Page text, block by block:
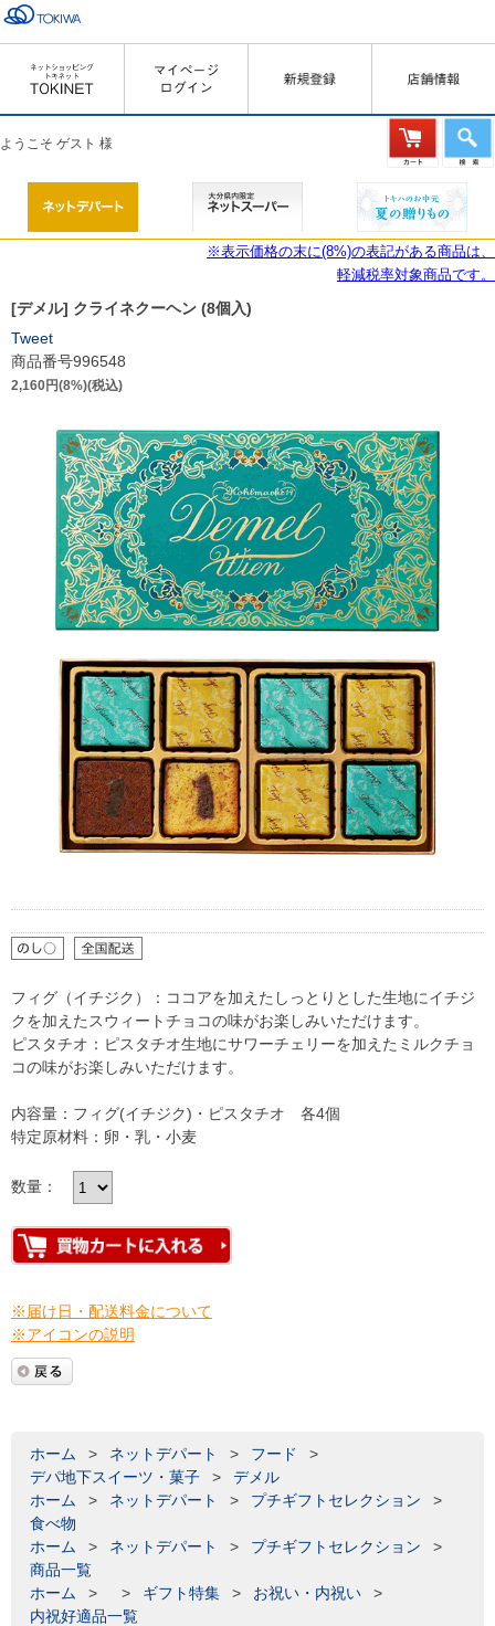
ようこそ ゲスト 様
※表示価格の末に(8%)の表記がある商品は、
軽減税率対象商品です。
[デメル] クライネクーヘン (8個入)
Tweet
商品番号996548
2,160円(8%)(税込)
フィグ（イチジク）：ココアを加えたしっとりとした生地にイチジ
クを加えたスウィートチョコの味がお楽しみいただけます。
ピスタチオ：ピスタチオ生地にサワーチェリーを加えたミルクチョ
コの味がお楽しみいただけます。
内容量：フィグ(イチジク)・ピスタチオ 各4個
特定原材料：卵・乳・小麦
数量：
※届け日・配送料金について
※アイコンの説明
ホーム > ネットデパート > フード
>
デパ地下スイーツ・菓子
>
デメル
ホーム
> ネットデパート > プチギフトセレクション
>
食べ物
ホーム
> ネットデパート > プチギフトセレクション
>
商品一覧
ホーム
> > ギフト特集 > お祝い・内祝い
>
内祝好適品一覧